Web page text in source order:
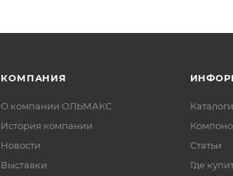
КОМПАНИЯ
О компании ОЛЬМАКС
История компании
Новости
Выставки
Статьи
Где